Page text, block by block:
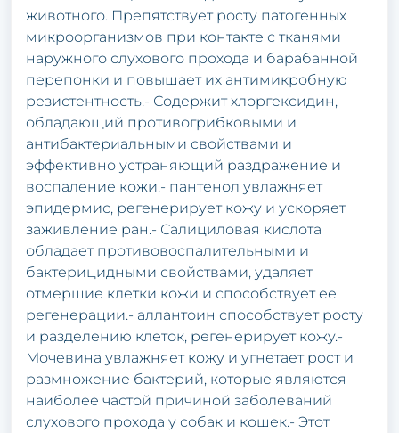
животного. Препятствует росту патогенных
микроорганизмов при контакте с тканями
наружного слухового прохода и барабанной
перепонки и повышает их антимикробную
резистентность.- Содержит хлоргексидин,
обладающий противогрибковыми и
антибактериальными свойствами и
эффективно устраняющий раздражение и
воспаление кожи.- пантенол увлажняет
эпидермис, регенерирует кожу и ускоряет
заживление ран.- Салициловая кислота
обладает противовоспалительными и
бактерицидными свойствами, удаляет
отмершие клетки кожи и способствует ее
регенерации.- аллантоин способствует росту
и разделению клеток, регенерирует кожу.-
Мочевина увлажняет кожу и угнетает рост и
размножение бактерий, которые являются
наиболее частой причиной заболеваний
слухового прохода у собак и кошек.- Этот